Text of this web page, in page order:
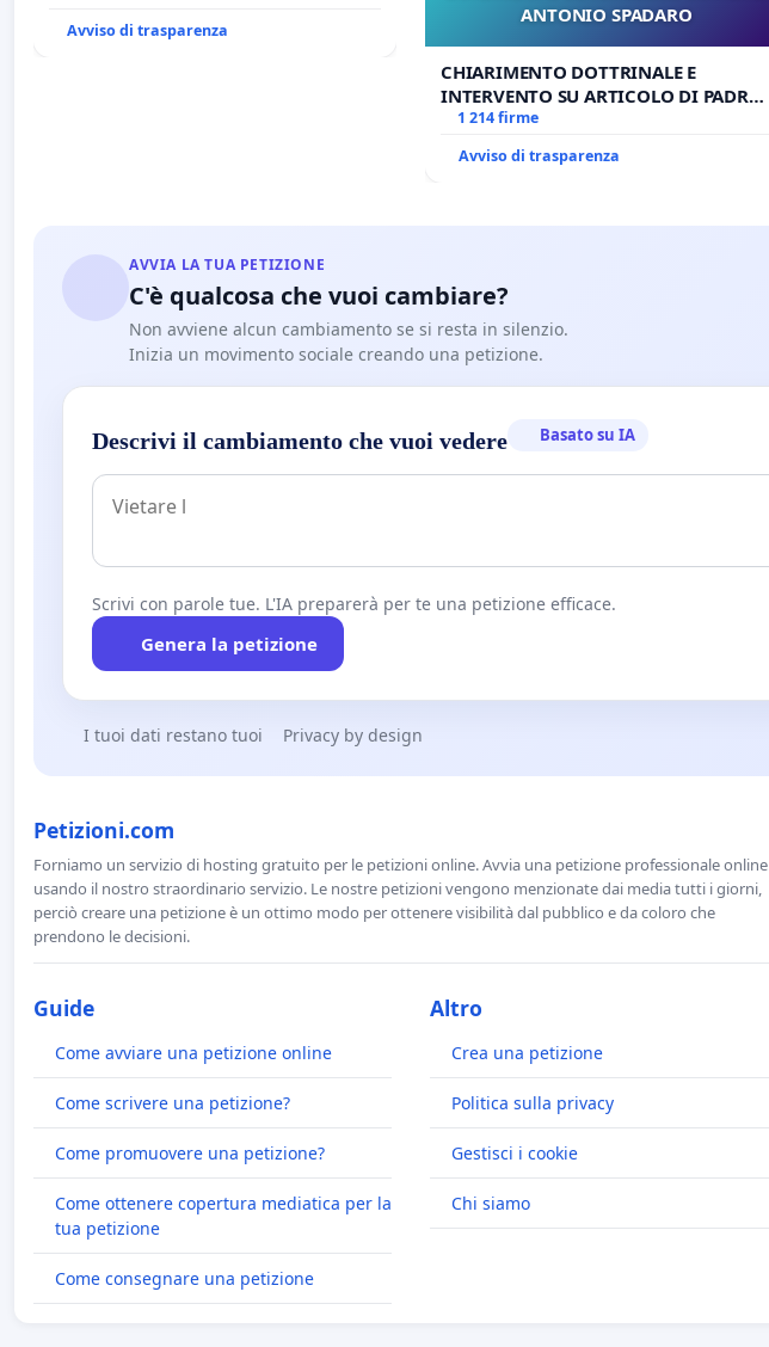
Avviso di trasparenza
ANTONIO SPADARO
CHIARIMENTO DOTTRINALE E
INTERVENTO SU ARTICOLO DI PADRE
ANTONIO SPADARO
1 214 firme
Avviso di trasparenza
AVVIA LA TUA PETIZIONE
C'è qualcosa che vuoi cambiare?
Non avviene alcun cambiamento se si resta in silenzio.
Inizia un movimento sociale creando una petizione.
Descrivi il cambiamento che vuoi vedere Basato su IA
Scrivi con parole tue. L'IA preparerà per te una petizione efficace.
Genera la petizione
I tuoi dati restano tuoi Privacy by design
Petizioni.com
Forniamo un servizio di hosting gratuito per le petizioni online. Avvia una petizione professionale online
usando il nostro straordinario servizio. Le nostre petizioni vengono menzionate dai media tutti i giorni,
perciò creare una petizione è un ottimo modo per ottenere visibilità dal pubblico e da coloro che
prendono le decisioni.
Guide
Come avviare una petizione online
Come scrivere una petizione?
Come promuovere una petizione?
Come ottenere copertura mediatica per la
tua petizione
Come consegnare una petizione
Altro
Crea una petizione
Politica sulla privacy
Gestisci i cookie
Chi siamo